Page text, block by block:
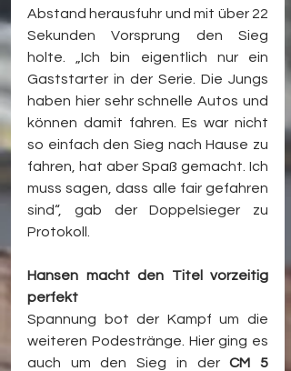
Abstand herausfuhr und mit über 22
Sekunden Vorsprung den Sieg
holte. „Ich bin eigentlich nur ein
Gaststarter in der Serie. Die Jungs
haben hier sehr schnelle Autos und
können damit fahren. Es war nicht
so einfach den Sieg nach Hause zu
fahren, hat aber Spaß gemacht. Ich
muss sagen, dass alle fair gefahren
sind“, gab der Doppelsieger zu
Protokoll.
Hansen macht den Titel vorzeitig
perfekt
Spannung bot der Kampf um die
weiteren Podestränge. Hier ging es
auch um den Sieg in der CM 5